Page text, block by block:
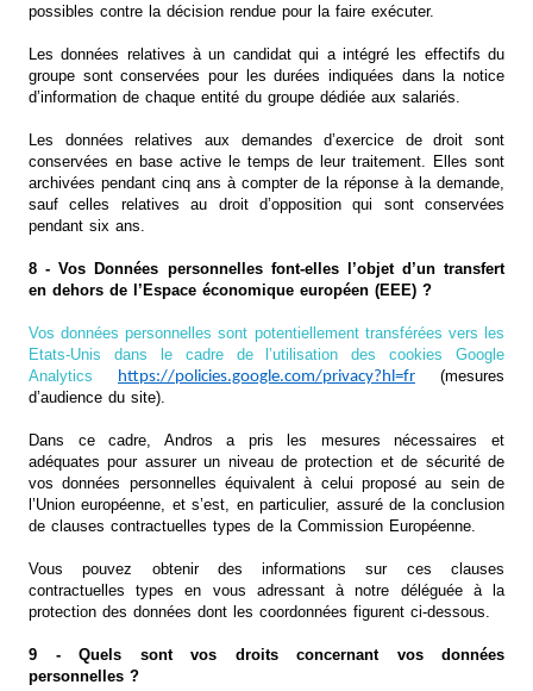
possibles contre la décision rendue pour la faire exécuter.
Les données relatives à un candidat qui a intégré les effectifs du
groupe sont conservées pour les durées indiquées dans la notice
d’information de chaque entité du groupe dédiée aux salariés.
Les données relatives aux demandes d’exercice de droit sont
conservées en base active le temps de leur traitement. Elles sont
archivées pendant cinq ans à compter de la réponse à la demande,
sauf celles relatives au droit d’opposition qui sont conservées
pendant six ans.
8 - Vos Données personnelles font-elles l’objet d’un transfert
en dehors de l’Espace économique européen (EEE) ?
Vos données personnelles sont potentiellement transférées vers les
Etats-Unis dans le cadre de l’utilisation des cookies Google
Analytics https://policies.google.com/privacy?hl=fr (mesures
d’audience du site).
Dans ce cadre, Andros a pris les mesures nécessaires et
adéquates pour assurer un niveau de protection et de sécurité de
vos données personnelles équivalent à celui proposé au sein de
l’Union européenne, et s’est, en particulier, assuré de la conclusion
de clauses contractuelles types de la Commission Européenne.
Vous pouvez obtenir des informations sur ces clauses
contractuelles types en vous adressant à notre déléguée à la
protection des données dont les coordonnées figurent ci-dessous.
9 - Quels sont vos droits concernant vos données
personnelles ?